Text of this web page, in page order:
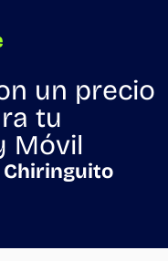
un precio
tu
Móvil
Chiringuito